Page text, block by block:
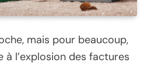
mais pour beaucoup,
à l’explosion des factures